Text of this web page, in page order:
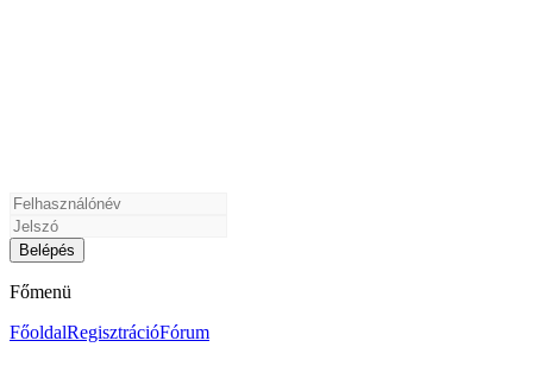
Főmenü
FőoldalRegisztrációFórum